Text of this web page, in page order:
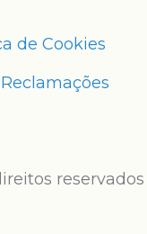
de Cookies
reservados